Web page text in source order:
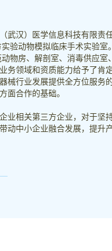
武汉）医学信息科技有限责
验动物模拟临床手术实验室
物房、解剖室、消毒供应室
务领域和资质能力给予了肯
械行业发展提供全方位服务
面合作的基础。
业相关第三方企业，对于坚
动中小企业融合发展，提升